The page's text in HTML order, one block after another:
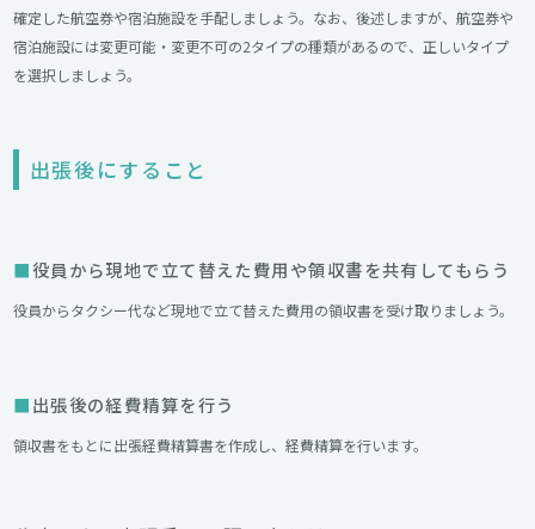
確定した航空券や宿泊施設を手配しましょう。なお、後述しますが、航空券や
宿泊施設には変更可能・変更不可の2タイプの種類があるので、正しいタイプ
を選択しましょう。
出張後にすること
役員から現地で立て替えた費用や領収書を共有してもらう
役員からタクシー代など現地で立て替えた費用の領収書を受け取りましょう。
出張後の経費精算を行う
領収書をもとに出張経費精算書を作成し、経費精算を行います。